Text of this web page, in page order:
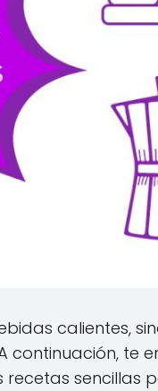
calientes,
continuación, te
sencillas